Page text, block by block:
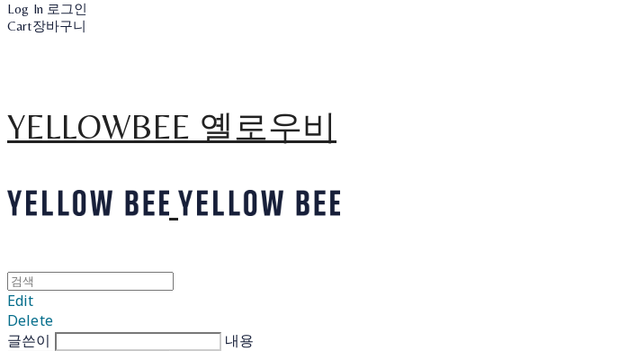
Log In 로그인
Cart장바구니
YELLOWBEE 옐로우비
Edit
Delete
글쓴이
내용